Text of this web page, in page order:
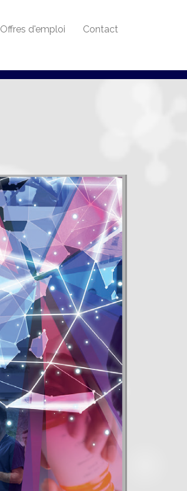
Offres d'emploi Contact